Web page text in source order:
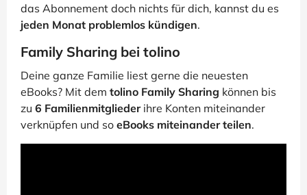
das Abonnement doch nichts für dich, kannst du es
jeden Monat problemlos kündigen.
Family Sharing bei tolino
Deine ganze Familie liest gerne die neuesten
eBooks? Mit dem tolino Family Sharing können bis
zu 6 Familienmitgliederihre Konten miteinander
verknüpfen und so eBooks miteinander teilen.